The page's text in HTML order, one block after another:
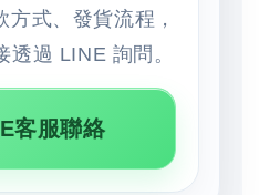
式、發貨流程，
透過 LINE 詢問。
客服聯絡